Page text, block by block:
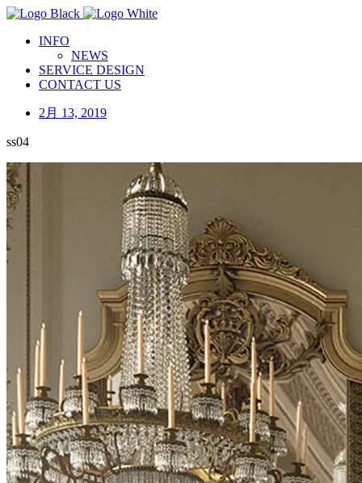
INFO
NEWS
SERVICE DESIGN
CONTACT US
2月 13, 2019
ss04